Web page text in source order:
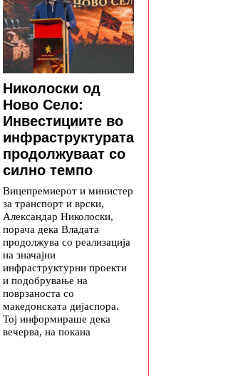
Николоски од
Ново Село:
Инвестициите во
инфраструктурата
продолжуваат со
силно темпо
Вицепремиерот и министер
за транспорт и врски,
Александар Николоски,
порача дека Владата
продолжува со реализација
на значајни
инфраструктурни проекти
и подобрување на
поврзаноста со
македонската дијаспора.
Тој информираше дека
вечерва, на покана